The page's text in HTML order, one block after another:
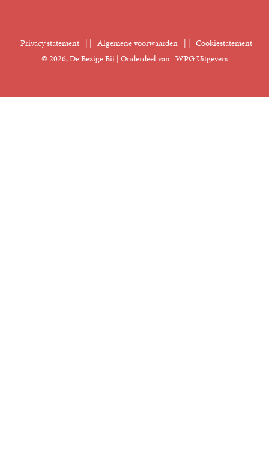
Nieuwsbrief
Manuscripten
Klantenservice
Privacy statement | Algemene voorwaarden | Cookiestatement
© 2026, De Bezige Bij | Onderdeel van WPG Uitgevers